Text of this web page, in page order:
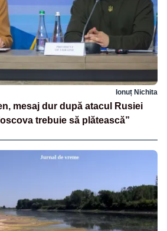
Ionuț Nichita
mesaj dur după atacul Rusiei
trebuie să plătească”